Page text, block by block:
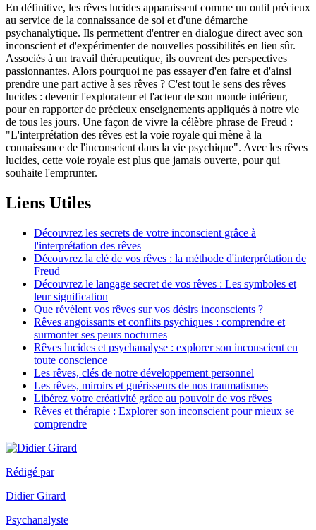
En définitive, les rêves lucides apparaissent comme un outil précieux
au service de la connaissance de soi et d'une démarche
psychanalytique. Ils permettent d'entrer en dialogue direct avec son
inconscient et d'expérimenter de nouvelles possibilités en lieu sûr.
Associés à un travail thérapeutique, ils ouvrent des perspectives
passionnantes. Alors pourquoi ne pas essayer d'en faire et d'ainsi
prendre une part active à ses rêves ? C'est tout le sens des rêves
lucides : devenir l'explorateur et l'acteur de son monde intérieur,
pour en rapporter de précieux enseignements appliqués à notre vie
de tous les jours. Une façon de vivre la célèbre phrase de Freud :
"L'interprétation des rêves est la voie royale qui mène à la
connaissance de l'inconscient dans la vie psychique". Avec les rêves
lucides, cette voie royale est plus que jamais ouverte, pour qui
souhaite l'emprunter.
Liens Utiles
Découvrez les secrets de votre inconscient grâce à
l'interprétation des rêves
Découvrez la clé de vos rêves : la méthode d'interprétation de
Freud
Découvrez le langage secret de vos rêves : Les symboles et
leur signification
Que révèlent vos rêves sur vos désirs inconscients ?
Rêves angoissants et conflits psychiques : comprendre et
surmonter ses peurs nocturnes
Rêves lucides et psychanalyse : explorer son inconscient en
toute conscience
Les rêves, clés de notre développement personnel
Les rêves, miroirs et guérisseurs de nos traumatismes
Libérez votre créativité grâce au pouvoir de vos rêves
Rêves et thérapie : Explorer son inconscient pour mieux se
comprendre
Rédigé par
Didier Girard
Psychanalyste